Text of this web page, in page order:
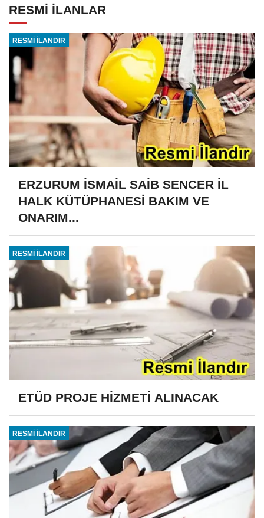
RESMİ İLANLAR
RESMİ İLANDIR
ERZURUM İSMAİL SAİB SENCER İL
HALK KÜTÜPHANESİ BAKIM VE
ONARIM...
RESMİ İLANDIR
ETÜD PROJE HİZMETİ ALINACAK
RESMİ İLANDIR